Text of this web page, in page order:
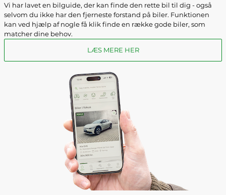
Vi har lavet en bilguide, der kan finde den rette bil til dig - også
selvom du ikke har den fjerneste forstand på biler. Funktionen
kan ved hjælp af nogle få klik finde en række gode biler, som
matcher dine behov.
LÆS MERE HER